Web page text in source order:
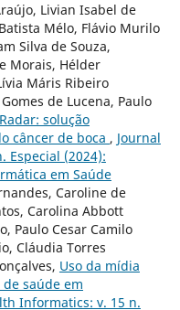
Livian Isabel de
Mélo, Flávio Murilo
Silva de Souza,
Morais, Hélder
Máris Ribeiro
de Lucena, Paulo
solução
câncer de boca , Journal
Especial (2024):
em Saúde
Caroline de
Carolina Abbott
Paulo Cesar Camilo
Cláudia Torres
Uso da mídia
saúde em
Informatics: v. 15 n.